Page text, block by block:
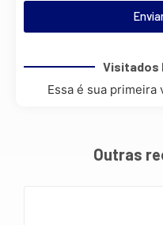
Visitados
Essa é sua
Outras